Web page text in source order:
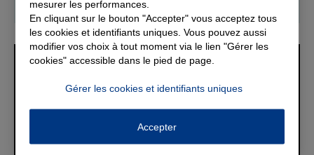
mesurer les performances.
En cliquant sur le bouton "Accepter" vous acceptez tous
les cookies et identifiants uniques. Vous pouvez aussi
modifier vos choix à tout moment via le lien "Gérer les
cookies" accessible dans le pied de page.
Gérer les cookies et identifiants uniques
Accepter